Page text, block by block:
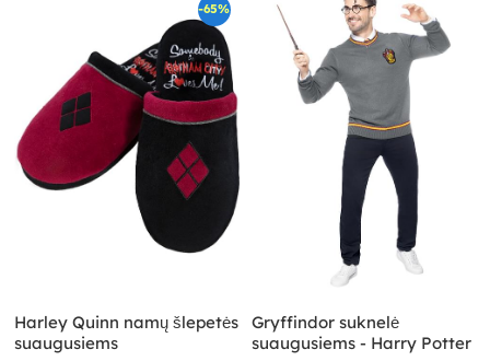
-65%
Harley Quinn namų šlepetės
suaugusiems
Gryffindor suknelė
suaugusiems - Harry Potter